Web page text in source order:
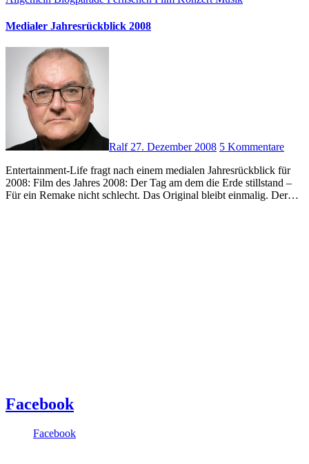
Medialer Jahresrückblick 2008
Ralf27. Dezember 2008 5 Kommentare
Entertainment-Life fragt nach einem medialen Jahresrückblick für
2008: Film des Jahres 2008: Der Tag am dem die Erde stillstand –
Für ein Remake nicht schlecht. Das Original bleibt einmalig. Der…
Facebook
Facebook